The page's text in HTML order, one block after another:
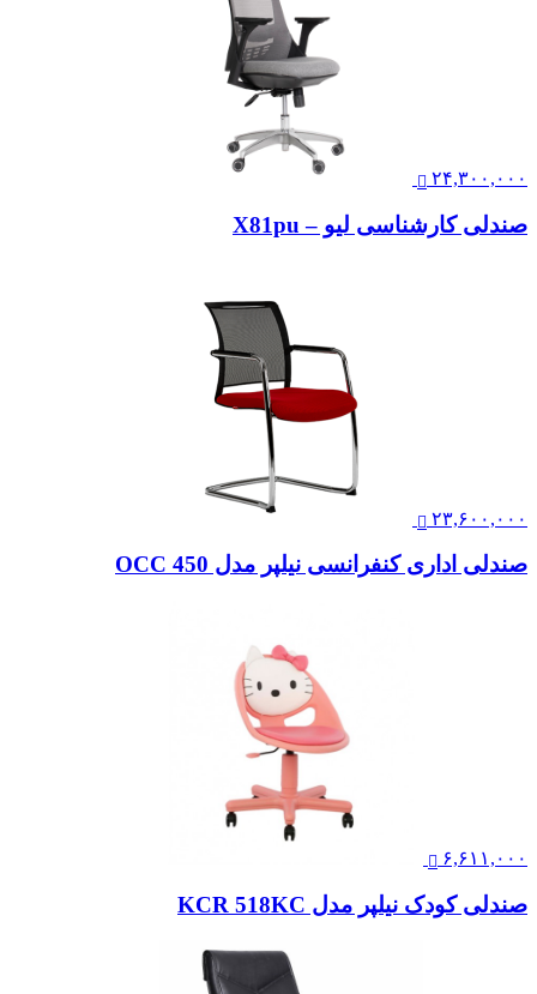
۲۴,۳۰۰,۰۰۰
صندلی کارشناسی لیو – X81pu
۲۳,۶۰۰,۰۰۰
صندلی اداری کنفرانسی نیلپر مدل OCC 450
۶,۶۱۱,۰۰۰
صندلی کودک نیلپر مدل KCR 518KC